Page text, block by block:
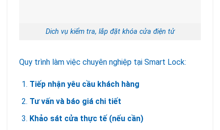
Dich vụ kiểm tra, lắp đặt khóa cửa điện tử
Quy trình làm việc chuyên nghiệp tại Smart Lock:
Tiếp nhận yêu cầu khách hàng
Tư vấn và báo giá chi tiết
Khảo sát cửa thực tế (nếu cần)